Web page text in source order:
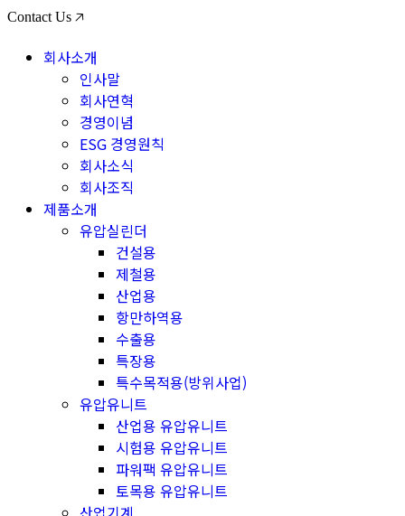
Contact Us 🡥
회사소개
인사말
회사연혁
경영이념
ESG 경영원칙
회사소식
회사조직
제품소개
유압실린더
건설용
제철용
산업용
항만하역용
수출용
특장용
특수목적용(방위사업)
유압유니트
산업용 유압유니트
시험용 유압유니트
파워팩 유압유니트
토목용 유압유니트